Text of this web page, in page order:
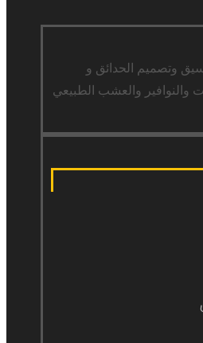
وتصميم الحدائق و
والنوافير والعشب الطبيعي